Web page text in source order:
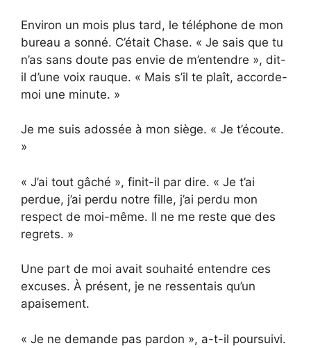
Environ un mois plus tard, le téléphone de mon
bureau a sonné. C’était Chase. « Je sais que tu
n’as sans doute pas envie de m’entendre », dit-
il d’une voix rauque. « Mais s’il te plaît, accorde-
moi une minute. »
Je me suis adossée à mon siège. « Je t’écoute.
»
« J’ai tout gâché », finit-il par dire. « Je t’ai
perdue, j’ai perdu notre fille, j’ai perdu mon
respect de moi-même. Il ne me reste que des
regrets. »
Une part de moi avait souhaité entendre ces
excuses. À présent, je ne ressentais qu’un
apaisement.
« Je ne demande pas pardon », a-t-il poursuivi.